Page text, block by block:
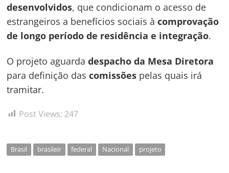
desenvolvidos, que condicionam o acesso de
estrangeiros a benefícios sociais àcomprovação
de longo período de residência e integração.
O projeto aguardadespacho da Mesa Diretora
para definição dascomissões pelas quais irá
tramitar.
Post Views: 247
Brasil brasileir federal Nacional projeto